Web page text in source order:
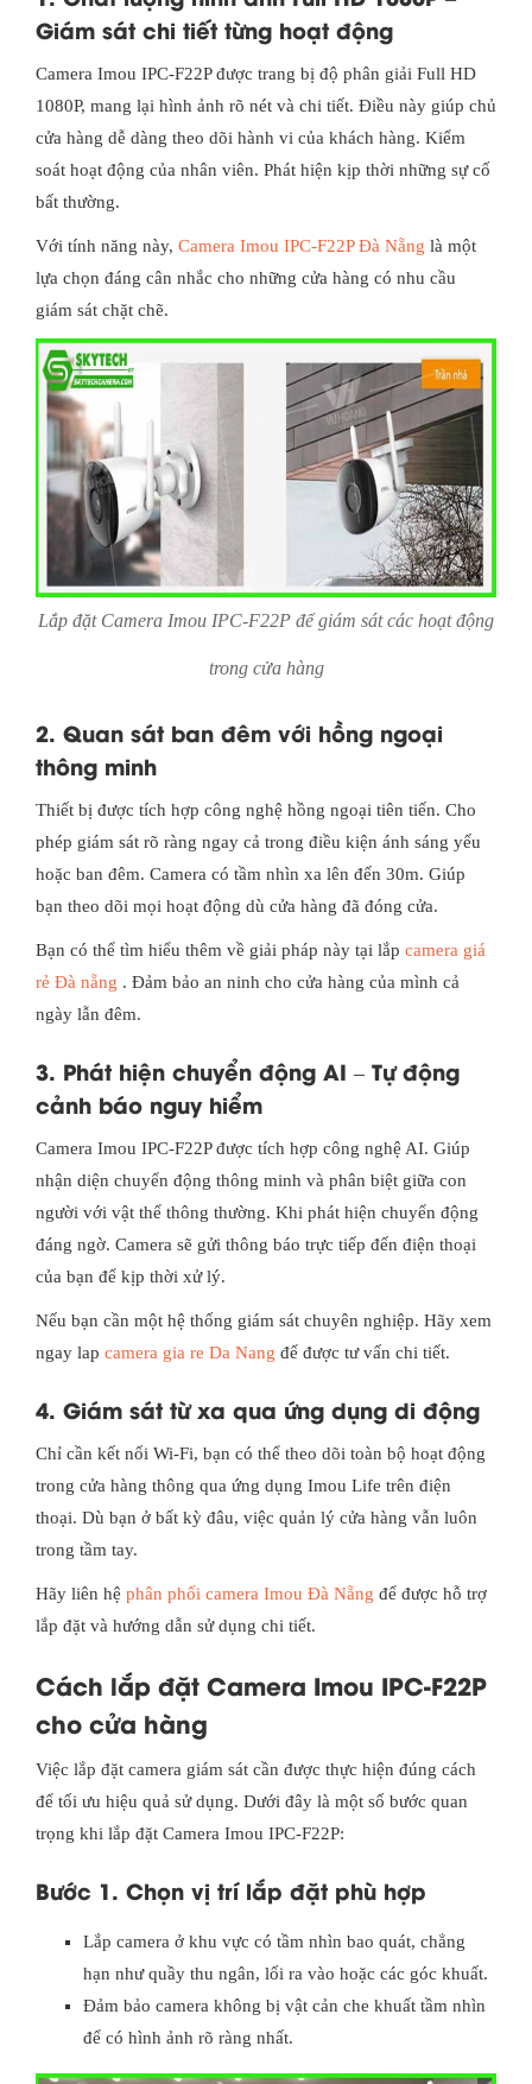
Giám sát chi tiết từng hoạt động
Camera Imou IPC-F22P được trang bị độ phân giải Full HD
1080P, mang lại hình ảnh rõ nét và chi tiết. Điều này giúp chủ
cửa hàng dễ dàng theo dõi hành vi của khách hàng. Kiểm
soát hoạt động của nhân viên. Phát hiện kịp thời những sự cố
bất thường.
Với tính năng này, Camera Imou IPC-F22P Đà Nẵng là một
lựa chọn đáng cân nhắc cho những cửa hàng có nhu cầu
giám sát chặt chẽ.
Lắp đặt Camera Imou IPC-F22P để giám sát các hoạt động
trong cửa hàng
2. Quan sát ban đêm với hồng ngoại
thông minh
Thiết bị được tích hợp công nghệ hồng ngoại tiên tiến. Cho
phép giám sát rõ ràng ngay cả trong điều kiện ánh sáng yếu
hoặc ban đêm. Camera có tầm nhìn xa lên đến 30m. Giúp
bạn theo dõi mọi hoạt động dù cửa hàng đã đóng cửa.
Bạn có thể tìm hiểu thêm về giải pháp này tại lắp camera giá
rẻ Đà nẵng . Đảm bảo an ninh cho cửa hàng của mình cả
ngày lẫn đêm.
3. Phát hiện chuyển động AI – Tự động
cảnh báo nguy hiểm
Camera Imou IPC-F22P được tích hợp công nghệ AI. Giúp
nhận diện chuyển động thông minh và phân biệt giữa con
người với vật thể thông thường. Khi phát hiện chuyển động
đáng ngờ. Camera sẽ gửi thông báo trực tiếp đến điện thoại
của bạn để kịp thời xử lý.
Nếu bạn cần một hệ thống giám sát chuyên nghiệp. Hãy xem
ngay lap camera gia re Da Nang để được tư vấn chi tiết.
4. Giám sát từ xa qua ứng dụng di động
Chỉ cần kết nối Wi-Fi, bạn có thể theo dõi toàn bộ hoạt động
trong cửa hàng thông qua ứng dụng Imou Life trên điện
thoại. Dù bạn ở bất kỳ đâu, việc quản lý cửa hàng vẫn luôn
trong tầm tay.
Hãy liên hệ phân phối camera Imou Đà Nẵng để được hỗ trợ
lắp đặt và hướng dẫn sử dụng chi tiết.
Cách lắp đặt Camera Imou IPC-F22P
cho cửa hàng
Việc lắp đặt camera giám sát cần được thực hiện đúng cách
để tối ưu hiệu quả sử dụng. Dưới đây là một số bước quan
trọng khi lắp đặt Camera Imou IPC-F22P:
Bước 1. Chọn vị trí lắp đặt phù hợp
Lắp camera ở khu vực có tầm nhìn bao quát, chẳng
hạn như quầy thu ngân, lối ra vào hoặc các góc khuất.
Đảm bảo camera không bị vật cản che khuất tầm nhìn
để có hình ảnh rõ ràng nhất.